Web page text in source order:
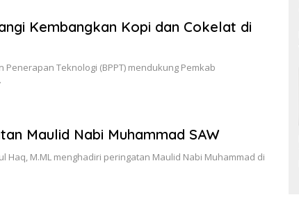
Kembangkan Kopi dan Cokelat di
Teknologi (BPPT) mendukung Pemkab
Maulid Nabi Muhammad SAW
Haq, M.ML menghadiri peringatan Maulid Nabi Muhammad di